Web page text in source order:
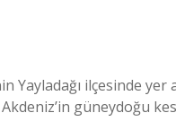
Yayladağı ilçesinde yer
güneydoğu